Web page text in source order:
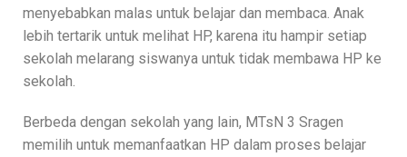
menyebabkan malas untuk belajar dan membaca. Anak
lebih tertarik untuk melihat HP, karena itu hampir setiap
sekolah melarang siswanya untuk tidak membawa HP ke
sekolah.
Berbeda dengan sekolah yang lain, MTsN 3 Sragen
memilih untuk memanfaatkan HP dalam proses belajar